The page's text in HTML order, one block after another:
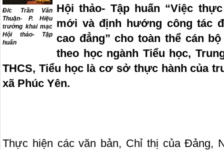
Đ/c Trần Văn
Thuận- P. Hiệu
trưởng khai mạc
Hội thảo- Tập
huấn
Hội thảo- Tập huấn “Việc
mới và định hướng công tác
cao đẳng” cho toàn thể cán
theo học ngành Tiểu học,
THCS, Tiểu học là cơ sở thực hành của
xã Phúc Yên.
Thực hiện các văn bản, Chỉ thị của Đảng,